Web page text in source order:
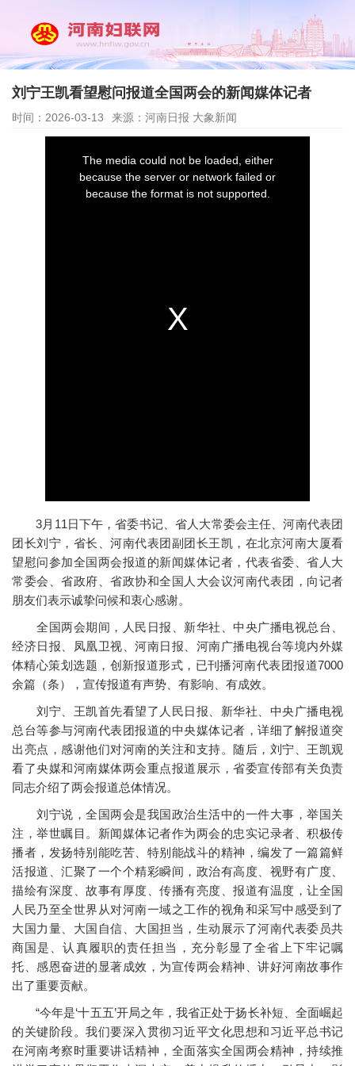
刘宁王凯看望慰问报道全国两会的新闻媒体记者
时间：2026-03-13 来源：河南日报 大象新闻
3月11日下午，省委书记、省人大常委会主任、河南代表团
团长刘宁，省长、河南代表团副团长王凯，在北京河南大厦看
望慰问参加全国两会报道的新闻媒体记者，代表省委、省人大
常委会、省政府、省政协和全国人大会议河南代表团，向记者
朋友们表示诚挚问候和衷心感谢。
全国两会期间，人民日报、新华社、中央广播电视总台、
经济日报、凤凰卫视、河南日报、河南广播电视台等境内外媒
体精心策划选题，创新报道形式，已刊播河南代表团报道7000
余篇（条），宣传报道有声势、有影响、有成效。
刘宁、王凯首先看望了人民日报、新华社、中央广播电视
总台等参与河南代表团报道的中央媒体记者，详细了解报道突
出亮点，感谢他们对河南的关注和支持。随后，刘宁、王凯观
看了央媒和河南媒体两会重点报道展示，省委宣传部有关负责
同志介绍了两会报道总体情况。
刘宁说，全国两会是我国政治生活中的一件大事，举国关
注，举世瞩目。新闻媒体记者作为两会的忠实记录者、积极传
播者，发扬特别能吃苦、特别能战斗的精神，编发了一篇篇鲜
活报道、汇聚了一个个精彩瞬间，政治有高度、视野有广度、
描绘有深度、故事有厚度、传播有亮度、报道有温度，让全国
人民乃至全世界从对河南一域之工作的视角和采写中感受到了
大国力量、大国自信、大国担当，生动展示了河南代表委员共
商国是、认真履职的责任担当，充分彰显了全省上下牢记嘱
托、感恩奋进的显著成效，为宣传两会精神、讲好河南故事作
出了重要贡献。
“今年是‘十五五’开局之年，我省正处于扬长补短、全面崛起
的关键阶段。我们要深入贯彻习近平文化思想和习近平总书记
在河南考察时重要讲话精神，全面落实全国两会精神，持续推